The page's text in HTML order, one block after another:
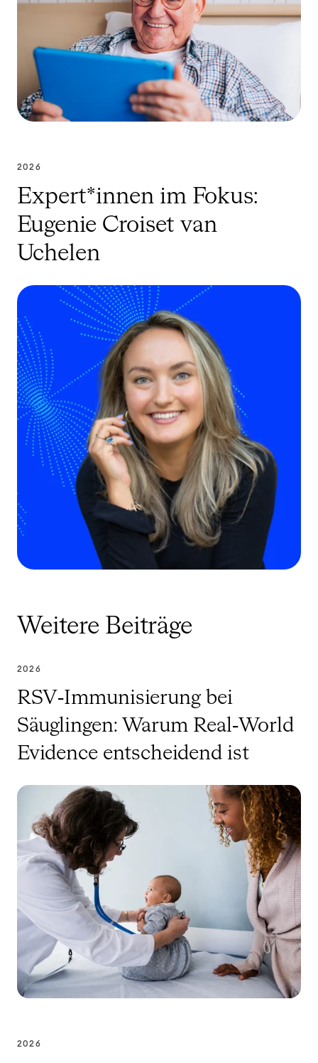
2026
Expert*innen im Fokus:
Eugenie Croiset van
Uchelen
Weitere Beiträge
2026
RSV‑Immunisierung bei
Säuglingen: Warum Real‑World
Evidence entscheidend ist
2026